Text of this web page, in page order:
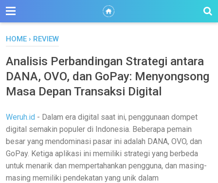
HOME › REVIEW
Analisis Perbandingan Strategi antara
DANA, OVO, dan GoPay: Menyongsong
Masa Depan Transaksi Digital
Weruh.id - Dalam era digital saat ini, penggunaan dompet
digital semakin populer di Indonesia. Beberapa pemain
besar yang mendominasi pasar ini adalah DANA, OVO, dan
GoPay. Ketiga aplikasi ini memiliki strategi yang berbeda
untuk menarik dan mempertahankan pengguna, dan masing-
masing memiliki pendekatan yang unik dalam